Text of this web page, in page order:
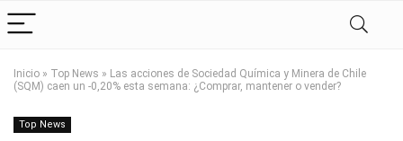
Inicio » Top News » Las acciones de Sociedad Química y Minera de Chile
(SQM) caen un -0,20% esta semana: ¿Comprar, mantener o vender?
Top News